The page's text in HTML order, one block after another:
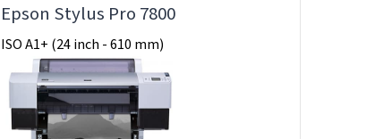
Epson Stylus Pro 7800
ISO A1+ (24 inch - 610 mm)